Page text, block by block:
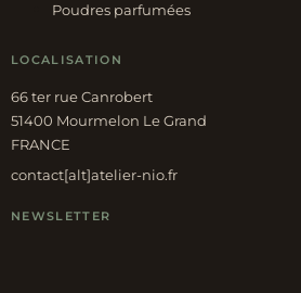
Poudres parfumées
LOCALISATION
66 ter rue Canrobert
51400 Mourmelon Le Grand
FRANCE
contact[alt]atelier-nio.fr
NEWSLETTER